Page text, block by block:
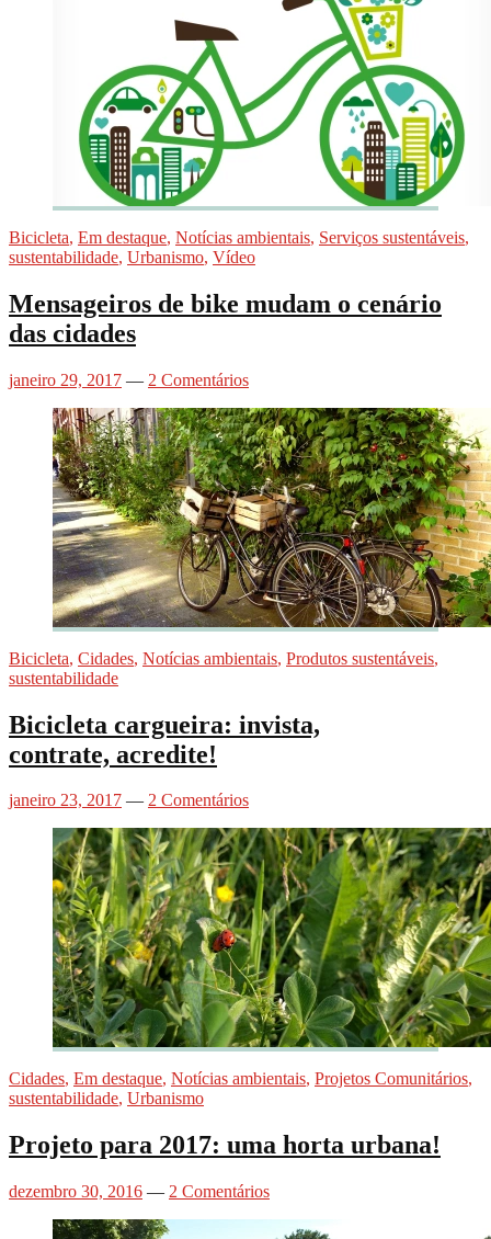
Bicicleta, Em destaque, Notícias ambientais, Serviços sustentáveis,
sustentabilidade, Urbanismo, Vídeo
Mensageiros de bike mudam o cenário
das cidades
janeiro 29, 2017 — 2 Comentários
Bicicleta, Cidades, Notícias ambientais, Produtos sustentáveis,
sustentabilidade
Bicicleta cargueira: invista,
contrate, acredite!
janeiro 23, 2017 — 2 Comentários
Cidades, Em destaque, Notícias ambientais, Projetos Comunitários,
sustentabilidade, Urbanismo
Projeto para 2017: uma horta urbana!
dezembro 30, 2016 — 2 Comentários